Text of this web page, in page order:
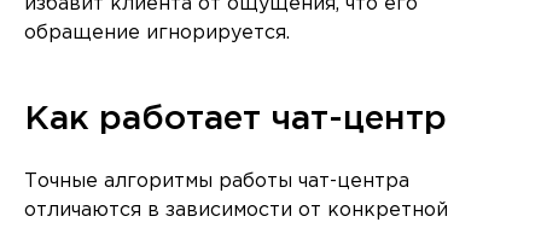
избавит клиента от ощущения, что его
обращение игнорируется.
Как работает чат-центр
Точные алгоритмы работы чат-центра
отличаются в зависимости от конкретной